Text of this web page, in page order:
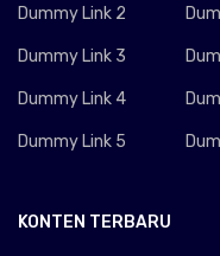
Dummy Link 2
Dummy Link 3
Dummy Link 4
Dummy Link 5
KONTEN TERBARU